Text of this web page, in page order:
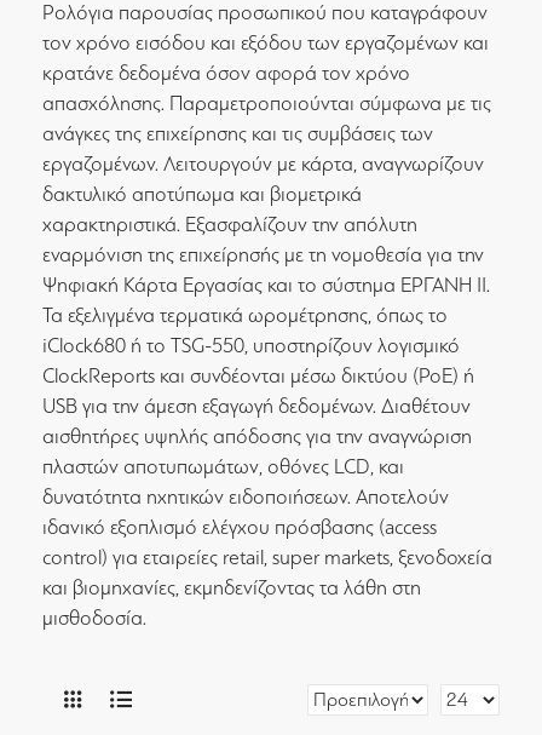
Ρολόγια παρουσίας προσωπικού που καταγράφουν
τον χρόνο εισόδου και εξόδου των εργαζομένων και
κρατάνε δεδομένα όσον αφορά τον χρόνο
απασχόλησης. Παραμετροποιούνται σύμφωνα με τις
ανάγκες της επιχείρησης και τις συμβάσεις των
εργαζομένων. Λειτουργούν με κάρτα, αναγνωρίζουν
δακτυλικό αποτύπωμα και βιομετρικά
χαρακτηριστικά. Εξασφαλίζουν την απόλυτη
εναρμόνιση της επιχείρησής με τη νομοθεσία για την
Ψηφιακή Κάρτα Εργασίας και το σύστημα ΕΡΓΑΝΗ ΙΙ.
Τα εξελιγμένα τερματικά ωρομέτρησης, όπως το
iClock680 ή το TSG-550, υποστηρίζουν λογισμικό
ClockReports και συνδέονται μέσω δικτύου (PoE) ή
USB για την άμεση εξαγωγή δεδομένων. Διαθέτουν
αισθητήρες υψηλής απόδοσης για την αναγνώριση
πλαστών αποτυπωμάτων, οθόνες LCD, και
δυνατότητα ηχητικών ειδοποιήσεων. Αποτελούν
ιδανικό εξοπλισμό ελέγχου πρόσβασης (access
control) για εταιρείες retail, super markets, ξενοδοχεία
και βιομηχανίες, εκμηδενίζοντας τα λάθη στη
μισθοδοσία.